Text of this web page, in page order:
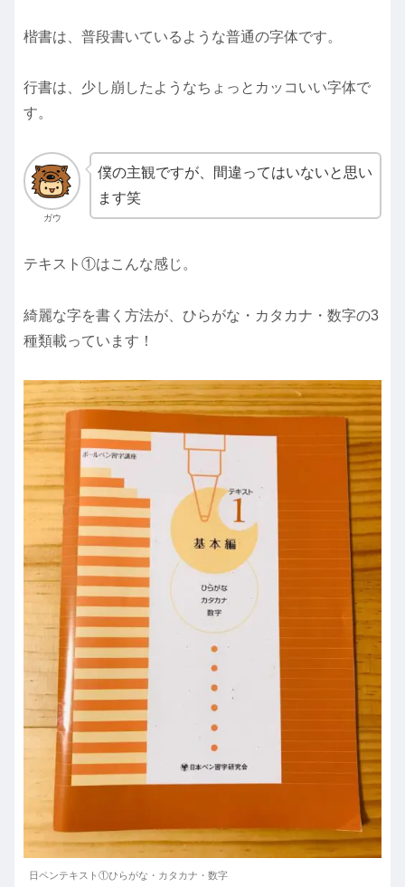
楷書は、普段書いているような普通の字体です。
行書は、少し崩したようなちょっとカッコいい字体で
す。
ガウ
僕の主観ですが、間違ってはいないと思い
ます笑
テキスト①はこんな感じ。
綺麗な字を書く方法が、ひらがな・カタカナ・数字の3
種類載っています！
日ペンテキスト①ひらがな・カタカナ・数字